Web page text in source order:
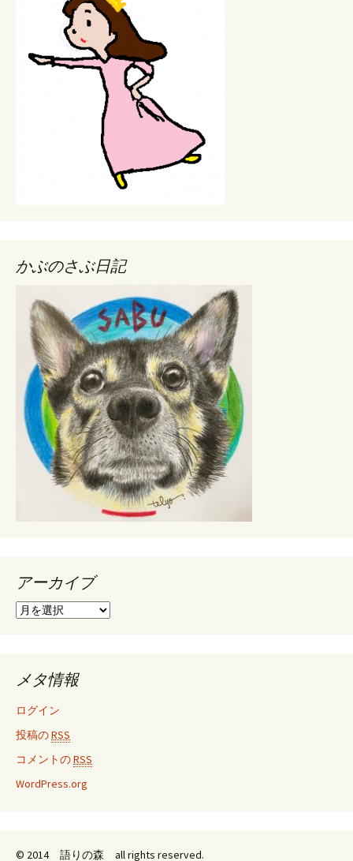
かぶのさぶ日記
アーカイブ
ア
ブ
メタ情報
ログイン
投稿のRSS
コメントのRSS
WordPress.org
© 2014 語りの森 all rights reserved.